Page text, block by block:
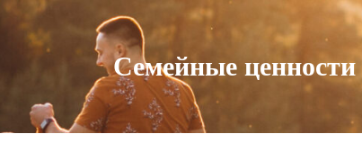
Семейные ценности